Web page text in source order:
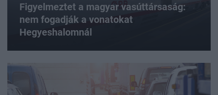
Figyelmeztet a magyar vasúttársaság:
nem fogadják a vonatokat
Hegyeshalomnál